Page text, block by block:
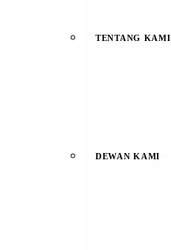
TENTANG KAMI
DEWAN KAMI